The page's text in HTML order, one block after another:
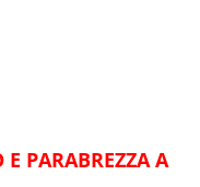
PARABREZZA A